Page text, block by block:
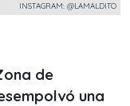
INSTAGRAM: @LAMALDITO
de
una